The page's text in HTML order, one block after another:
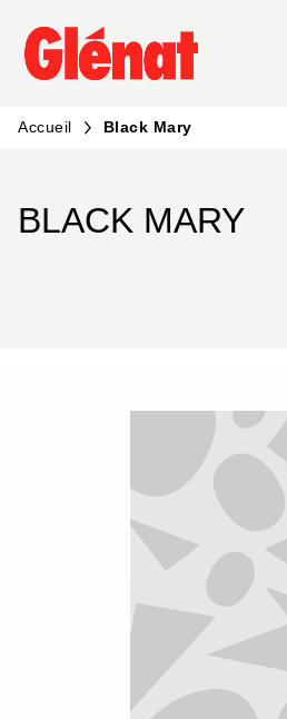
MENU RECHERCHE
PIED DE PAGE
Accueil Black Mary
BLACK MARY